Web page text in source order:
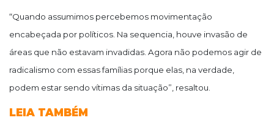
“Quando assumimos percebemos movimentação
encabeçada por políticos. Na sequencia, houve invasão de
áreas que não estavam invadidas. Agora não podemos agir de
radicalismo com essas famílias porque elas, na verdade,
podem estar sendo vítimas da situação”, resaltou.
LEIA TAMBÉM